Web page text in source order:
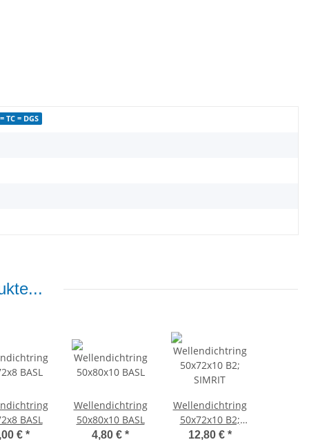
TC = DGS
BASL
€ *
Wellendichtring
50x80x10 BASL
4,80 € *
Wellendichtring
50x72x10 B2;
SIMRIT
12,80 € *